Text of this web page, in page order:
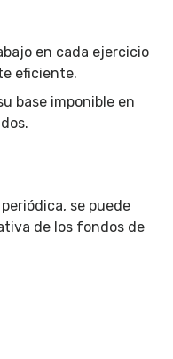
en cada ejercicio
eficiente.
base imponible en
se puede
de los fondos de